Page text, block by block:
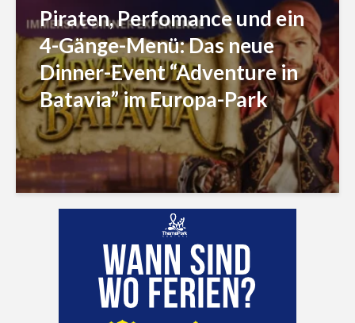
Piraten, Perfomance und ein
4-Gänge-Menü: Das neue
Dinner-Event “Adventure in
Batavia” im Europa-Park